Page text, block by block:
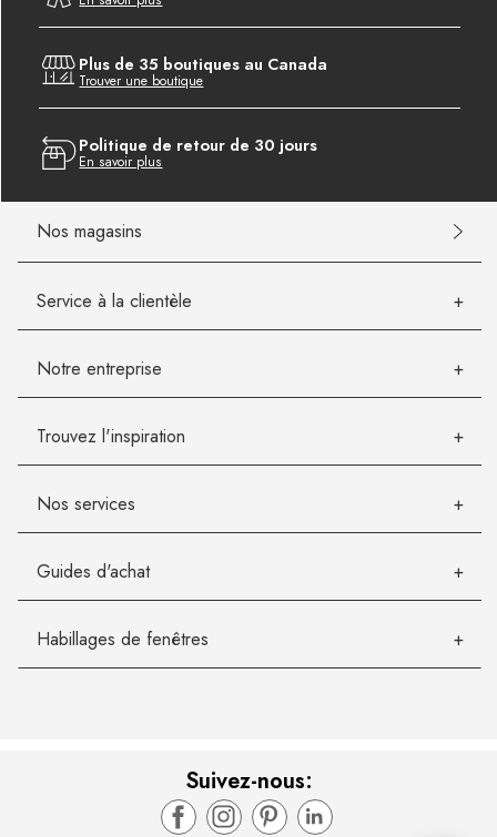
Plus de 35 boutiques au Canada
Trouver une boutique
Politique de retour de 30 jours
En savoir plus
Nos magasins
Service à la clientèle
Notre entreprise
Trouvez l'inspiration
Nos services
Guides d'achat
Habillages de fenêtres
Suivez-nous: